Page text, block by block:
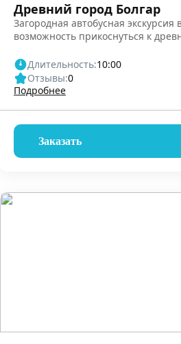
Древний город Болгар
Загородная автобусная экскурсия
возможность прикоснуться к
Длительность:10:00
Отзывы:0
Подробнее
Заказать